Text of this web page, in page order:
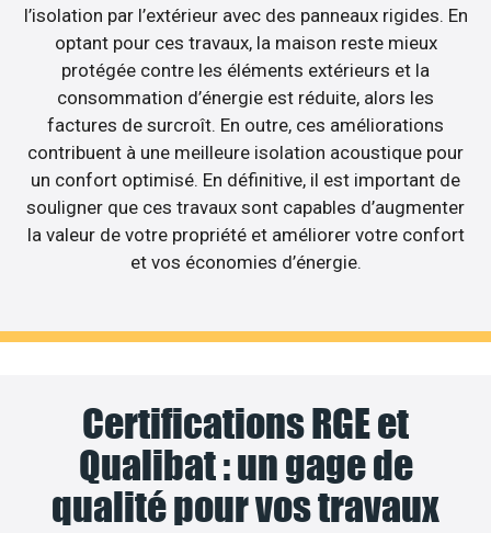
l’isolation par l’extérieur avec des panneaux rigides. En
optant pour ces travaux, la maison reste mieux
protégée contre les éléments extérieurs et la
consommation d’énergie est réduite, alors les
factures de surcroît. En outre, ces améliorations
contribuent à une meilleure isolation acoustique pour
un confort optimisé. En définitive, il est important de
souligner que ces travaux sont capables d’augmenter
la valeur de votre propriété et améliorer votre confort
et vos économies d’énergie.
Certifications RGE et
Qualibat : un gage de
qualité pour vos travaux